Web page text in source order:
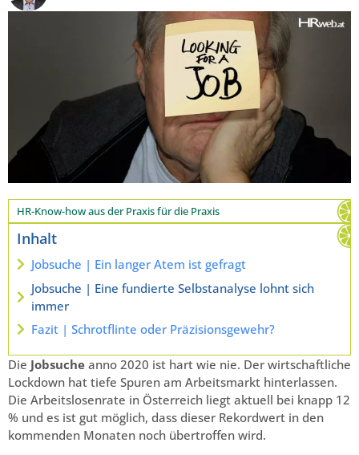
HR-Know-how aus der Praxis für die Praxis
Inhalt
Jobsuche | Ein langer Atem ist gefragt
Jobsuche | Eine fundierte Selbstanalyse lohnt sich
immer
Fazit | Schrotflinte oder Präzisionsgewehr?
Die Jobsuche anno 2020 ist hart wie nie. Der wirtschaftliche
Lockdown hat tiefe Spuren am Arbeitsmarkt hinterlassen.
Die Arbeitslosenrate in Österreich liegt aktuell bei knapp 12
% und es ist gut möglich, dass dieser Rekordwert in den
kommenden Monaten noch übertroffen wird.